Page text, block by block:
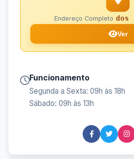
Endereço Completo dos
Ver
Funcionamento
Segunda a Sexta: 09h às 18h
Sábado: 09h às 13h